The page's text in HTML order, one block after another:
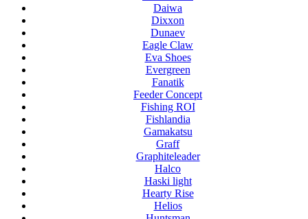
Daiwa
Dixxon
Dunaev
Eagle Claw
Eva Shoes
Evergreen
Fanatik
Feeder Concept
Fishing ROI
Fishlandia
Gamakatsu
Graff
Graphiteleader
Halco
Haski light
Hearty Rise
Helios